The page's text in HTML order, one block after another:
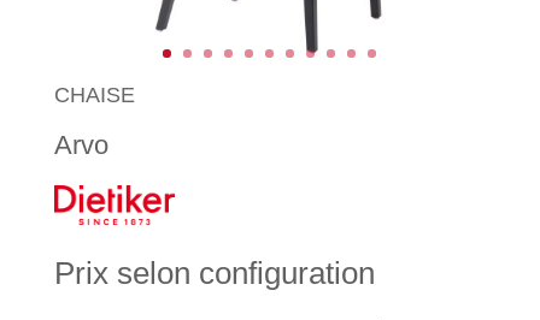
CHAISE
Arvo
Prix selon configuration